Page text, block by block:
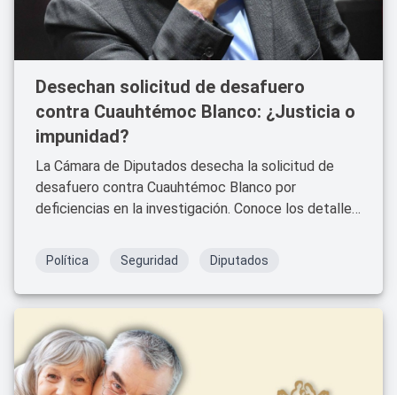
Desechan solicitud de desafuero
contra Cuauhtémoc Blanco: ¿Justicia o
impunidad?
La Cámara de Diputados desecha la solicitud de
desafuero contra Cuauhtémoc Blanco por
deficiencias en la investigación. Conoce los detalles
Política Seguridad Diputados